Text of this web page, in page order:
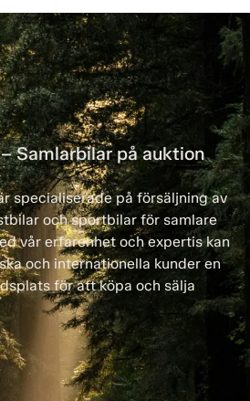
Samlarbilar på auktion
specialiserade på försäljning av
och sportbilar för samlare
vår erfarenhet och expertis kan
och internationella kunder en
för att köpa och sälja